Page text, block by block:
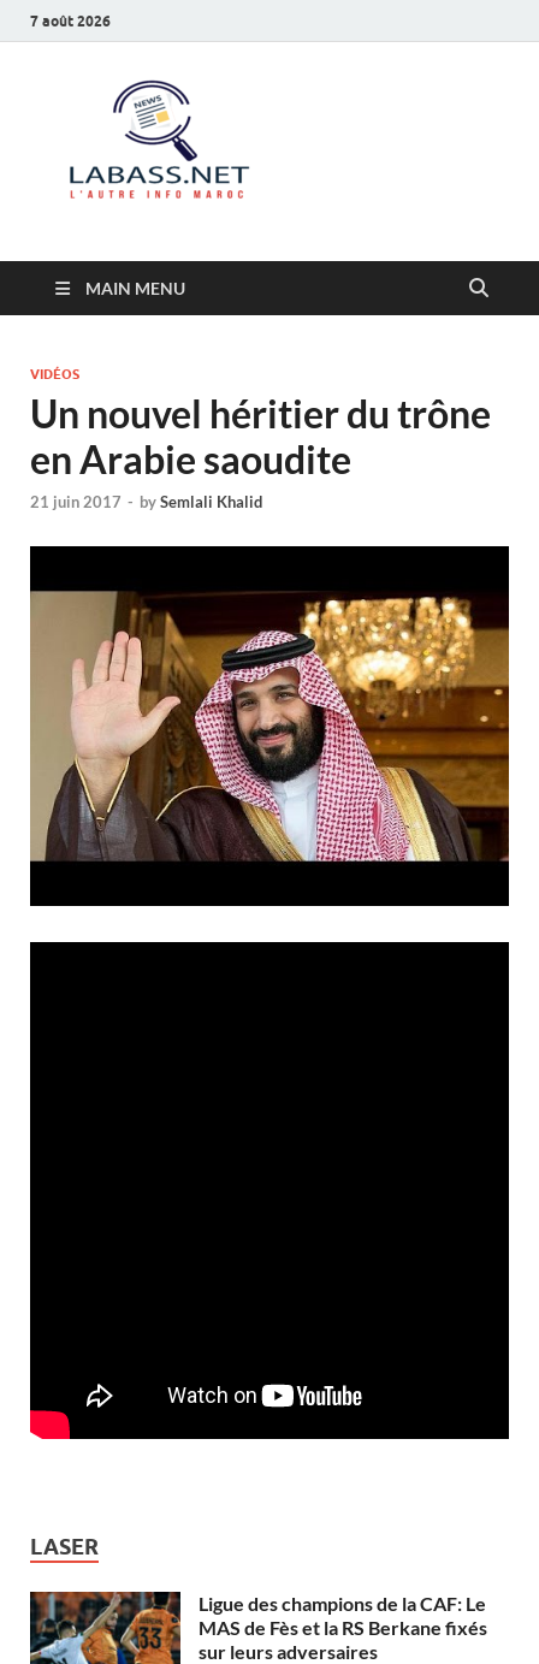
7 août 2026
MAIN MENU
VIDÉOS
Un nouvel héritier du trône
en Arabie saoudite
21 juin 2017 - bySemlali Khalid
LASER
Ligue des champions de la CAF: Le
MAS de Fès et la RS Berkane fixés
sur leurs adversaires